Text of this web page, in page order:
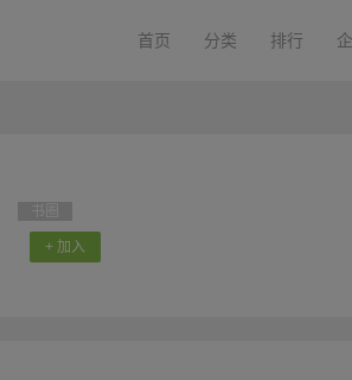
首页 分类 排行
+ 加入